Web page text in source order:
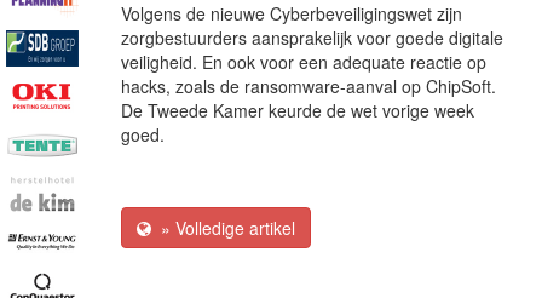
Volgens de nieuwe Cyberbeveiligingswet zijn
zorgbestuurders aansprakelijk voor goede digitale
veiligheid. En ook voor een adequate reactie op
hacks, zoals de ransomware-aanval op ChipSoft.
De Tweede Kamer keurde de wet vorige week
goed.
» Volledige artikel